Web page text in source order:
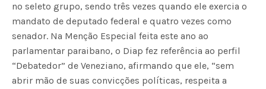
no seleto grupo, sendo três vezes quando ele exercia o
mandato de deputado federal e quatro vezes como
senador. Na Menção Especial feita este ano ao
parlamentar paraibano, o Diap fez referência ao perfil
“Debatedor” de Veneziano, afirmando que ele, “sem
abrir mão de suas convicções políticas, respeita a